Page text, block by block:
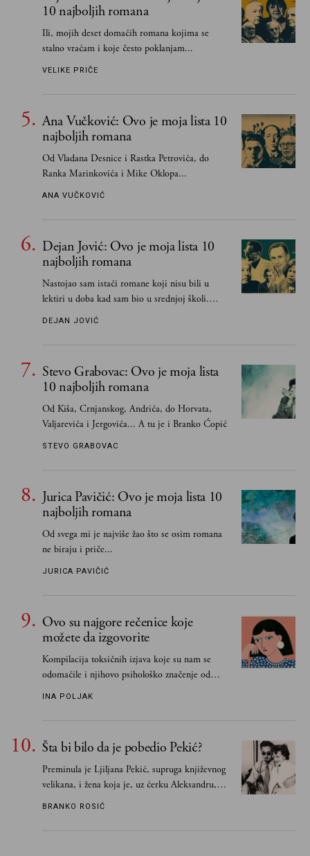
10 najboljih romana
Ili, mojih deset domaćih romana kojima se
stalno vraćam i koje često poklanjam...
VELIKE PRIČE
Ana Vučković: Ovo je moja lista 10
najboljih romana
Od Vladana Desnice i Rastka Petrovića, do
Ranka Marinkovića i Mike Oklopa...
ANA VUČKOVIĆ
Dejan Jović: Ovo je moja lista 10
najboljih romana
Nastojao sam istaći romane koji nisu bili u
lektiri u doba kad sam bio u srednjoj školi.
Smatrao sam da su "klasici" već dovoljno
DEJAN JOVIĆ
Stevo Grabovac: Ovo je moja lista
10 najboljih romana
Od Kiša, Crnjanskog, Andrića, do Horvata,
Valjarevića i Jergovića... A tu je i Branko Ćopić
STEVO GRABOVAC
Jurica Pavičić: Ovo je moja lista 10
najboljih romana
Od svega mi je najviše žao što se osim romana
ne biraju i priče...
JURICA PAVIČIĆ
Ovo su najgore rečenice koje
možete da izgovorite
Kompilacija toksičnih izjava koje su nam se
odomaćile i njihovo psihološko značenje od
INA POLJAK
Šta bi bilo da je pobedio Pekić?
Preminula je Ljiljana Pekić, supruga književnog
velikana, i žena koja je, uz ćerku Aleksandru,
vodila računa o zaostavštini pisca. Ovu priču o
BRANKO ROSIĆ